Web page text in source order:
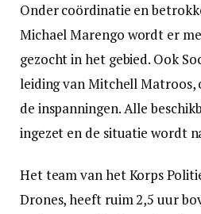
Onder coördinatie en
Michael Marengo wordt er
gezocht in het gebied. Ook
leiding van Mitchell Matroos,
de inspanningen. Alle
ingezet en de situatie wordt
Het team van het Korps
Drones, heeft ruim 2,5 uur